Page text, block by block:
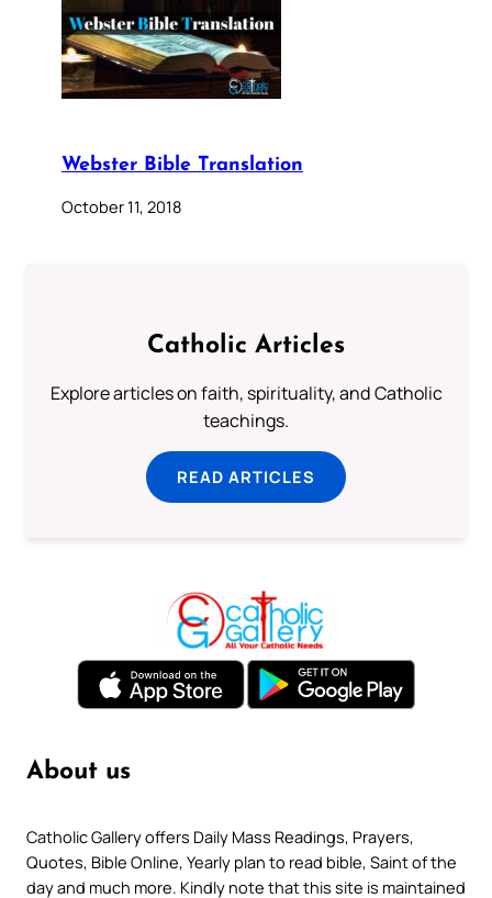
Webster Bible Translation
October 11, 2018
Catholic Articles
Explore articles on faith, spirituality, and Catholic
teachings.
READ ARTICLES
About us
Catholic Gallery offers Daily Mass Readings, Prayers,
Quotes, Bible Online, Yearly plan to read bible, Saint of the
day and much more. Kindly note that this site is maintained